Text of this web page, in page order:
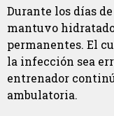
Durante los días
mantuvo
permanentes. El
la infección sea
entrenador
ambulatoria.